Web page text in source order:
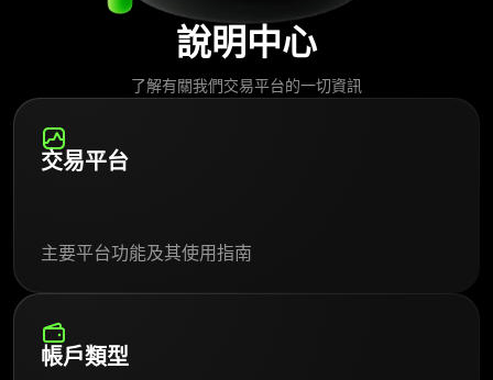
說明中心
了解有關我們交易平台的一切資訊
交易平台
主要平台功能及其使用指南
帳戶類型